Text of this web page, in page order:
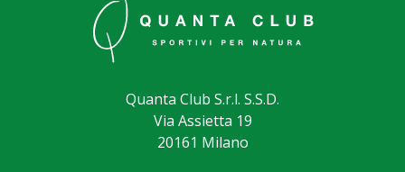
Quanta Club S.r.l. S.S.D.
Via Assietta 19
20161 Milano